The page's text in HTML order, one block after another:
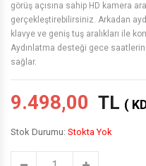
görüş açısına sahip HD kamera
gerçekleştirebilirsiniz. Arkadan
klavye ve geniş tuş aralıkları ile
Aydınlatma desteği gece
sağlar.
9.498,00 TL (
Stok Durumu: Stokta Yok